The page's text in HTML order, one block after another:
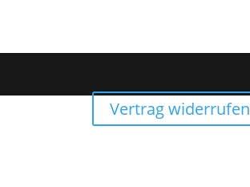
Vertrag widerrufen